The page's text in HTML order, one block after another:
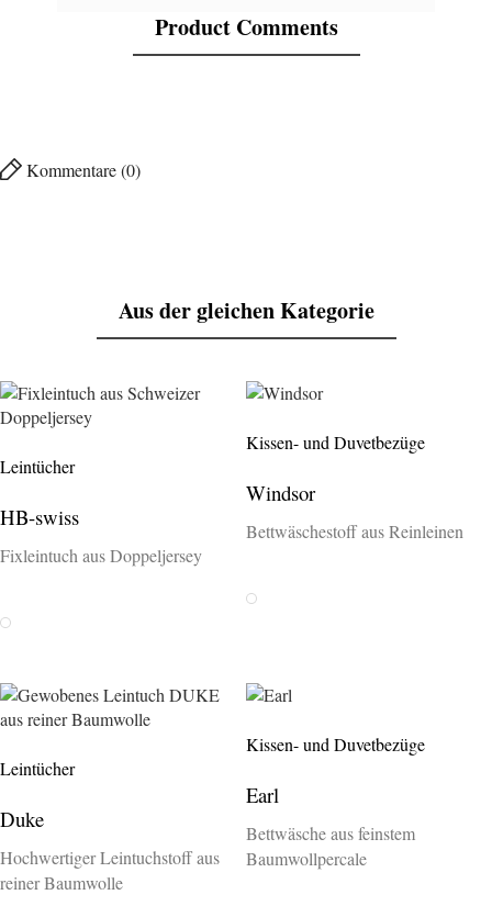
Product Comments
Kommentare (0)
Aus der gleichen Kategorie
Leintücher
HB-swiss
Fixleintuch aus Doppeljersey
Weiss
Kissen- und Duvetbezüge
Windsor
Bettwäschestoff aus Reinleinen
Weiss
Leintücher
Duke
Hochwertiger Leintuchstoff aus
reiner Baumwolle
Kissen- und Duvetbezüge
Earl
Bettwäsche aus feinstem
Baumwollpercale